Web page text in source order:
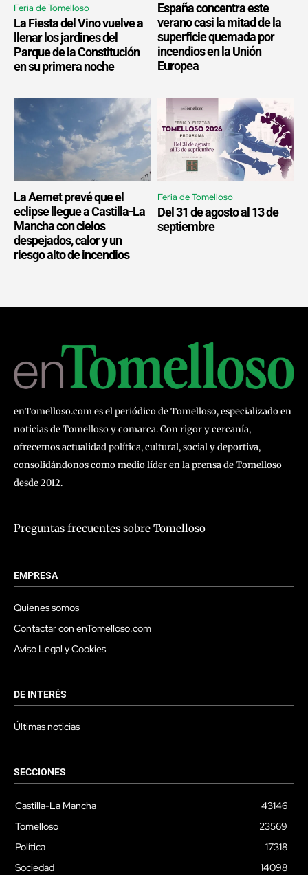
Feria de Tomelloso
La Fiesta del Vino vuelve a
llenar los jardines del
Parque de la Constitución
en su primera noche
España concentra este
verano casi la mitad de la
superficie quemada por
incendios en la Unión
Europea
La Aemet prevé que el
eclipse llegue a Castilla-La
Mancha con cielos
despejados, calor y un
riesgo alto de incendios
Feria de Tomelloso
Del 31 de agosto al 13 de
septiembre
enTomelloso.com es el periódico de Tomelloso, especializado en
noticias de Tomelloso y comarca. Con rigor y cercanía,
ofrecemos actualidad política, cultural, social y deportiva,
consolidándonos como medio líder en la prensa de Tomelloso
desde 2012.
Preguntas frecuentes sobre Tomelloso
EMPRESA
Quienes somos
Contactar con enTomelloso.com
Aviso Legal y Cookies
DE INTERÉS
Últimas noticias
SECCIONES
Castilla-La Mancha
43146
Tomelloso
23569
Política
17318
Sociedad
14098